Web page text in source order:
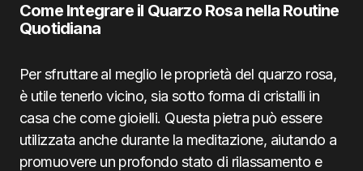
Come Integrare il Quarzo Rosa nella Routine
Quotidiana
Per sfruttare al meglio le proprietà del quarzo rosa,
è utile tenerlo vicino, sia sotto forma di cristalli in
casa che come gioielli. Questa pietra può essere
utilizzata anche durante la meditazione, aiutando a
promuovere un profondo stato di rilassamento e